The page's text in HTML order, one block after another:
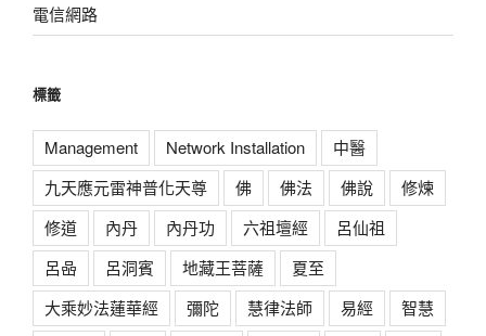
電信網路
標籤
Management Network Installation
中醫
九天應元雷神普化天尊
佛 佛法 佛說
修煉
修道
內丹 內丹功 六祖壇經
呂仙祖
呂喦
呂洞賓 地藏王菩薩
夏至
大乘妙法蓮華經
彌陀 慧律法師 易經
智慧